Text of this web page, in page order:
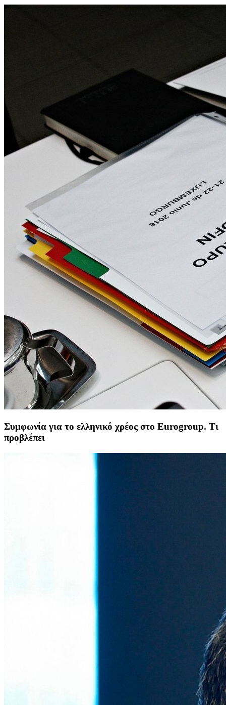
Συμφωνία για το ελληνικό χρέος στο Eurogroup. Τι
προβλέπει